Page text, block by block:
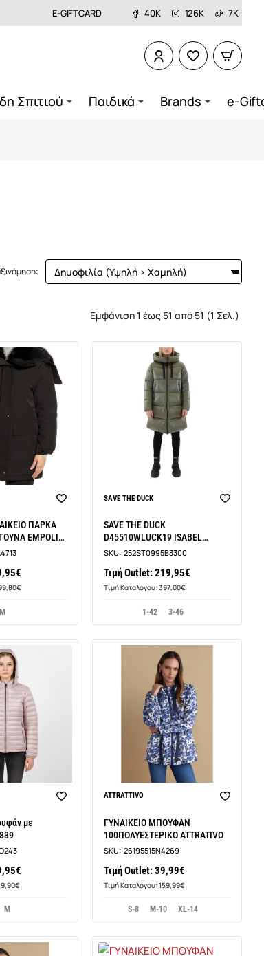
E-GIFTCARD 40K 126K 7K
Σπιτιού Παιδικά Brands e-
Εμφάνιση 1 έως 51 από 51 (1 Σελ.)
ΠΑΡΚΑ
EMPOLI
SAVE THE DUCK
SAVE THE DUCK
D45510WLUCK19 ISABEL
ΓΥΝΑΙΚΕΙΟ ΠΑΛΤΟ
SKU: 252ST0995B3300
Τιμή Outlet: 219,95€
Τιμή Καταλόγου: 397,00€
1-42 3-46
με
M
ATTRATTIVO
ΓΥΝΑΙΚΕΙΟ ΜΠΟΥΦΑΝ
100ΠΟΛΥΕΣΤΕΡΙΚΟ ATTRATIVO
SKU: 26195515N4269
Τιμή Outlet: 39,99€
Τιμή Καταλόγου: 159,99€
S-8 M-10 XL-14